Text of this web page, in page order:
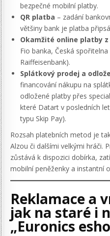
bezpečné mobilní platby.
QR platba – zadání
většiny bank je platba
Okamžité online platby
Fio banka, Česká
Raiffeisenbank).
Splátkový prodej a
financování nákupu na
odložené platby přes
které Datart v posledních
typu Skip Pay).
Rozsah platebních metod je
Alzou či dalšími velkými hráči.
zůstává k dispozici dobírka,
mobilní peněženky a instantní
Reklamace a
jak na staré i
„Euronics